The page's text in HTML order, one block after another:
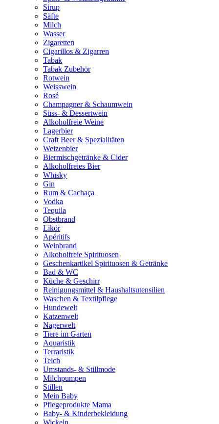
Sirup
Säfte
Milch
Wasser
Zigaretten
Cigarillos & Zigarren
Tabak
Tabak Zubehör
Rotwein
Weisswein
Rosé
Champagner & Schaumwein
Süss- & Dessertwein
Alkoholfreie Weine
Lagerbier
Craft Beer & Spezialitäten
Weizenbier
Biermischgetränke & Cider
Alkoholfreies Bier
Whisky
Gin
Rum & Cachaça
Vodka
Tequila
Obstbrand
Likör
Apéritifs
Weinbrand
Alkoholfreie Spirituosen
Geschenkartikel Spirituosen & Getränke
Bad & WC
Küche & Geschirr
Reinigungsmittel & Haushaltsutensilien
Waschen & Textilpflege
Hundewelt
Katzenwelt
Nagerwelt
Tiere im Garten
Aquaristik
Terraristik
Teich
Umstands- & Stillmode
Milchpumpen
Stillen
Mein Baby
Pflegeprodukte Mama
Baby- & Kinderbekleidung
Wickeln